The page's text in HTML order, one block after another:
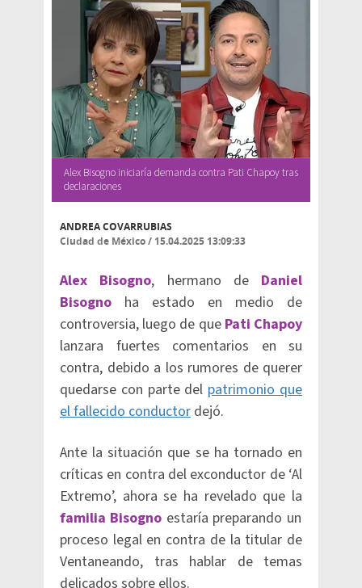
Alex Bisogno iniciaría demanda contra Pati Chapoy tras
declaraciones
ANDREA COVARRUBIAS
Ciudad de México/ 15.04.2025 13:09:33
Alex Bisogno, hermano de Daniel
Bisogno ha estado en medio de
controversia, luego de que Pati Chapoy
lanzara fuertes comentarios en su
contra, debido a los rumores de querer
quedarse con parte del patrimonio que
el fallecido conductor dejó.
Ante la situación que se ha tornado en
críticas en contra del exconductor de ‘Al
Extremo’, ahora se ha revelado que la
familia Bisogno estaría preparando un
proceso legal en contra de la titular de
Ventaneando, tras hablar de temas
delicados sobre ellos.